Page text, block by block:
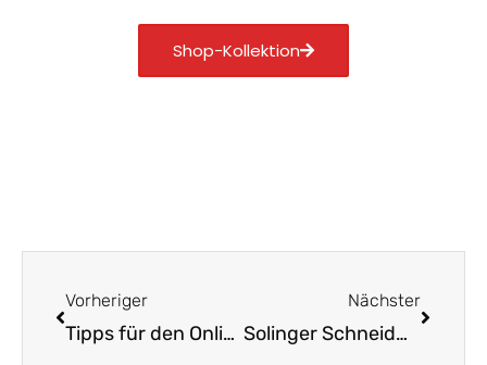
Shop-Kollektion
Vorheriger
Tipps für den Onlinekauf von Solinger Messern
Nächster
Solinger Schneidwaren: Deutsche Handwerkskunst erleben